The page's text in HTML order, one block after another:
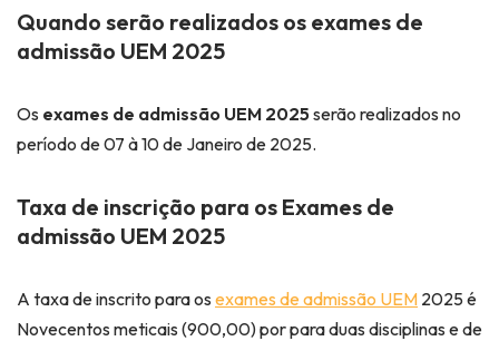
Quando serão realizados os exames de
admissão UEM 2025
Os exames de admissão UEM 2025 serão realizados no
período de 07 à 10 de Janeiro de 2025.
Taxa de inscrição para os Exames de
admissão UEM 2025
A taxa de inscrito para os exames de admissão UEM 2025 é
Novecentos meticais (900,00) por para duas disciplinas e de